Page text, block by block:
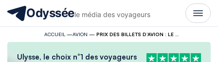
Odysséele média des voyageurs
ACCUEIL —AVION —
Ulysse, le choix n°1 des voyageurs